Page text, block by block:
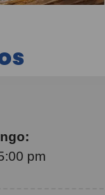
pm